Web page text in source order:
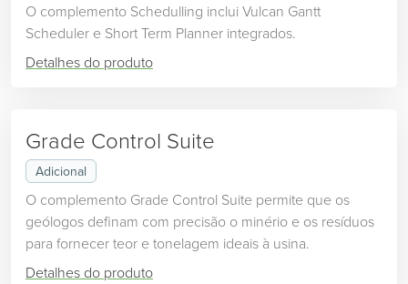
O complemento Schedulling inclui Vulcan Gantt
Scheduler e Short Term Planner integrados.
Detalhes do produto
Grade Control Suite
Adicional
O complemento Grade Control Suite permite que os
geólogos definam com precisão o minério e os resíduos
para fornecer teor e tonelagem ideais à usina.
Detalhes do produto